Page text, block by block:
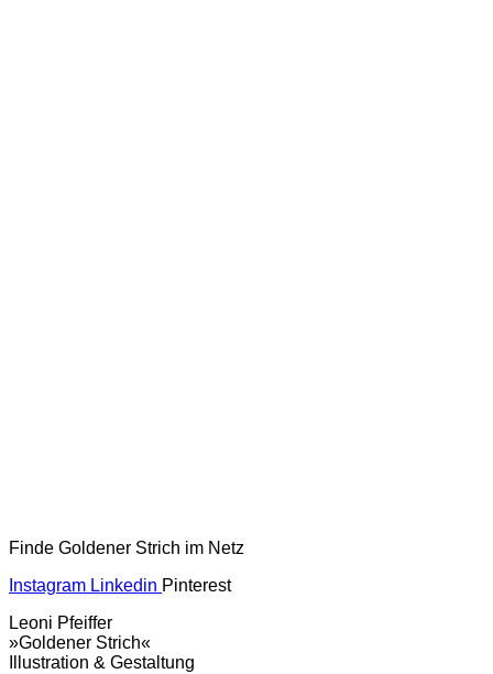
Finde Goldener Strich im Netz
Instagram Linkedin Pinterest
Leoni Pfeiffer
»Goldener Strich«
Illustration & Gestaltung